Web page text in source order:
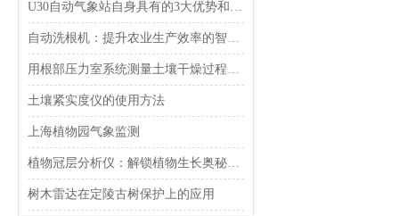
U30自动气象站自身具有的3大优势和性能
自动洗根机：提升农业生产效率的智能设备
用根部压力室系统测量土壤干燥过程中叶片木质部水势和蒸腾作用
土壤紧实度仪的使用方法
上海植物园气象监测
植物冠层分析仪：解锁植物生长奥秘的钥匙
树木雷达在定陵古树保护上的应用